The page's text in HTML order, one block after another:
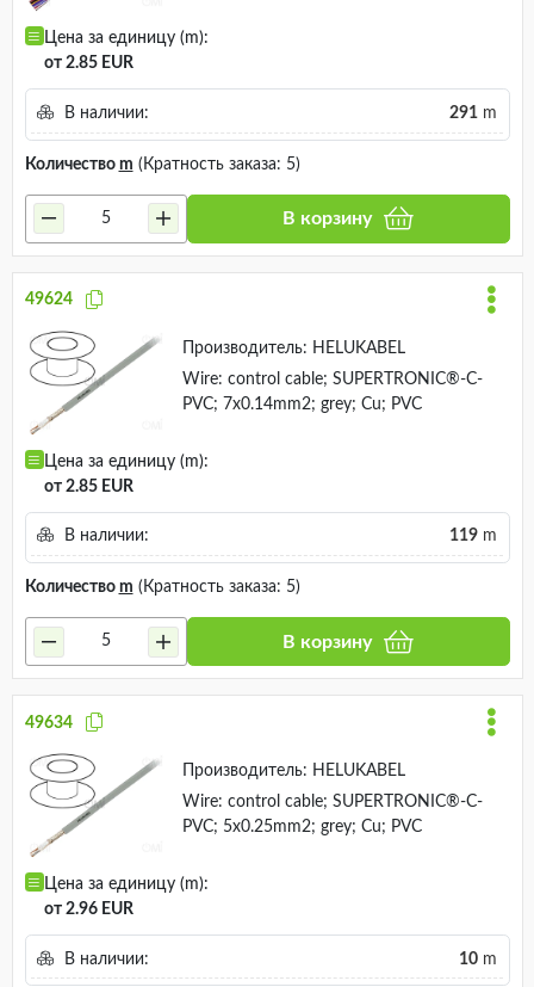
Цена за единицу (m):
от 2.85 EUR
В наличии: 291m
Количество m (Кратность заказа: 5)
В корзину
49624
Производитель: HELUKABEL
Wire: control cable; SUPERTRONIC®-C-
PVC; 7x0.14mm2; grey; Cu; PVC
Цена за единицу (m):
от 2.85 EUR
В наличии: 119m
Количество m (Кратность заказа: 5)
В корзину
49634
Производитель: HELUKABEL
Wire: control cable; SUPERTRONIC®-C-
PVC; 5x0.25mm2; grey; Cu; PVC
Цена за единицу (m):
от 2.96 EUR
В наличии: 10m